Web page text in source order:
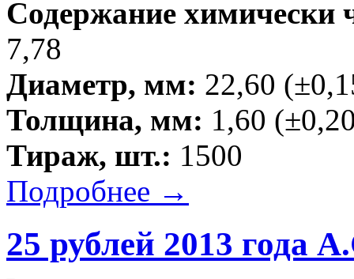
Содержание химически
7,78
Диаметр, мм: 22,60
Толщина, мм: 1,60
Тираж, шт.: 1500
Подробнее →
25 рублей 2013 года